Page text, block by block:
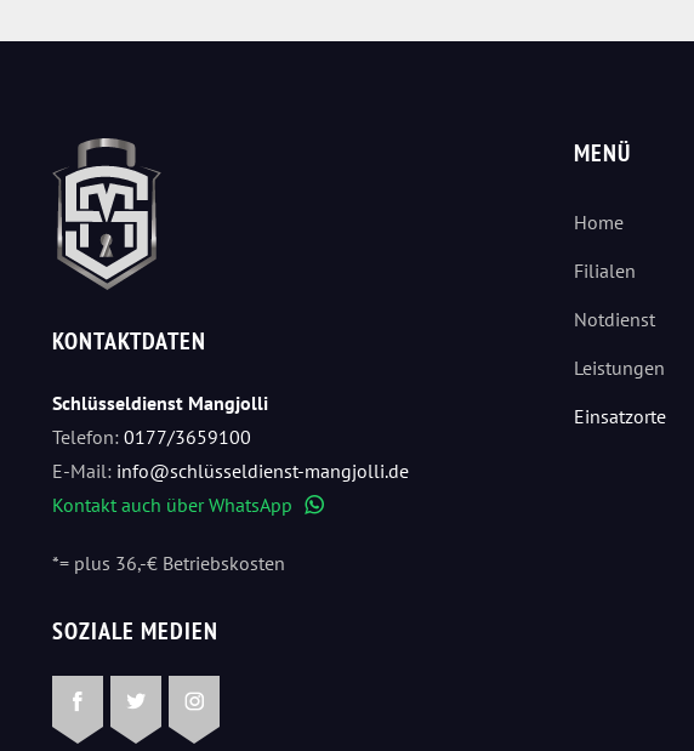
KONTAKTDATEN
Schlüsseldienst Mangjolli
Telefon: 0177/3659100
E-Mail: info@schlüsseldienst-mangjolli.de
Kontakt auch über WhatsApp
*= plus 36,-€ Betriebskosten
MENÜ
Home
Filialen
Notdienst
Leistungen
Einsatzorte
SOZIALE MEDIEN
FacebookTwitterInstagram